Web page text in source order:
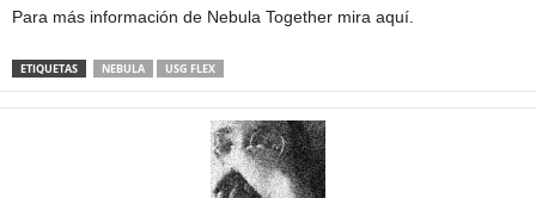
Para más información de Nebula Together mira aquí.
ETIQUETAS NEBULA USG FLEX